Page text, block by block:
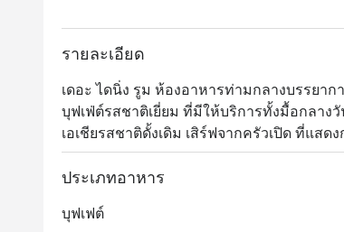
รายละเอียด
เดอะ ไดนิ่ง รูม ห้องอาหารท่ามกลางบรรยา
บุฟเฟ่ต์รสชาติเยี่ยม ที่มีให้บริการทั้งมื้อกลาง
เอเชียรสชาติดั้งเดิม เสิร์ฟจากครัวเปิด ที่แ
ช่ำของซี่โครงแกะ เนื้ออบ เป็ดปักกิ่ง หมูหัน
หลากชนิด และอีกมากมาย
The Dining Room @ Grand Hyatt Erawan
ประเภทอาหาร
บุฟเฟต์